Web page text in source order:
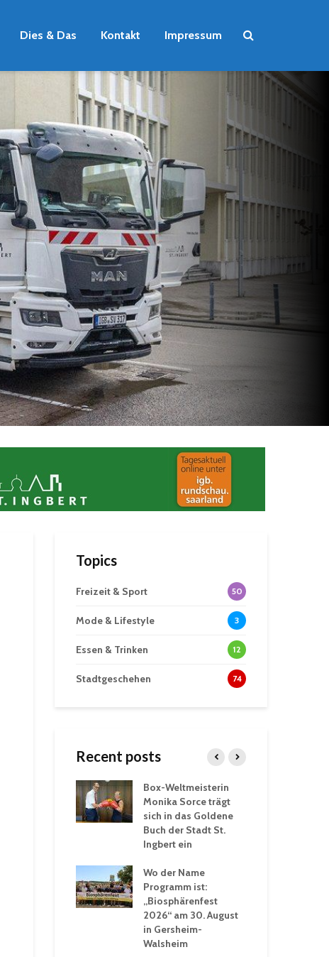
Dies & Das Kontakt Impressum
Topics
Freizeit & Sport 50
Mode & Lifestyle 3
Essen & Trinken 12
Stadtgeschehen 74
Recent posts
in
St.
Ingbert sorgt
Box-Weltmeisterin
Monika Sorce trägt
sich in das Goldene
Buch der Stadt St.
Ingbert ein
Wo der Name
Programm ist:
„Biosphärenfest
2026“ am 30. August
in Gersheim-
Walsheim